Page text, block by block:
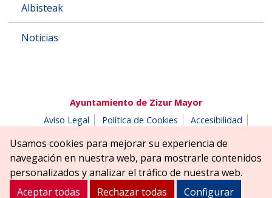
Albisteak
Noticias
Ayuntamiento de Zizur Mayor
Aviso Legal
Política de Cookies
Accesibilidad
Parque Erreniega parkea, s/n | 31180 Zizur Mayor-Zizur
Nagusia (NAVARRA-NAFARROA)
Tel. 948 181900
ayuntamiento@zizurmayor.es
Usamos cookies para mejorar su experiencia de
navegación en nuestra web, para mostrarle contenidos
personalizados y analizar el tráfico de nuestra web.
Aceptar todas
Rechazar todas Configurar